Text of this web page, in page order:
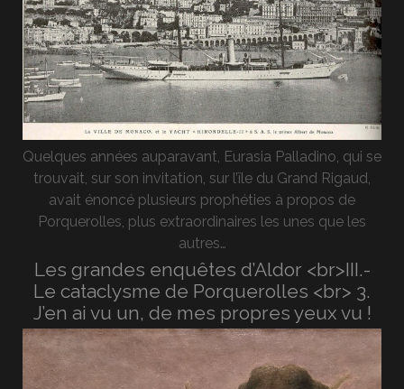
Quelques années auparavant, Eurasia Palladino, qui se
trouvait, sur son invitation, sur l’île du Grand Rigaud,
avait énoncé plusieurs prophéties à propos de
Porquerolles, plus extraordinaires les unes que les
autres…
Les grandes enquêtes d’Aldor <br>III.-
Le cataclysme de Porquerolles <br> 3.
J’en ai vu un, de mes propres yeux vu !